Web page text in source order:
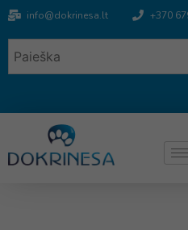
info@dokrinesa.lt +370